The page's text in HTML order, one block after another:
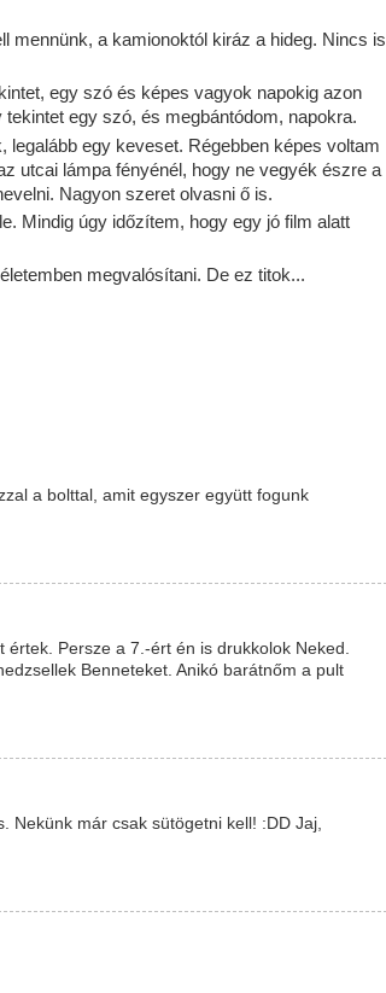
mennünk, a kamionoktól kiráz a hideg. Nincs is
egy szó és képes vagyok napokig azon
egy szó, és megbántódom, napokra.
legalább egy keveset. Régebben képes voltam
utcai lámpa fényénél, hogy ne vegyék észre a
Nagyon szeret olvasni ő is.
Mindig úgy időzítem, hogy egy jó film alatt
megvalósítani. De ez titok...
a bolttal, amit egyszer együtt fogunk
Persze a 7.-ért én is drukkolok Neked.
Benneteket. Anikó barátnőm a pult
Nekünk már csak sütögetni kell! :DD Jaj,